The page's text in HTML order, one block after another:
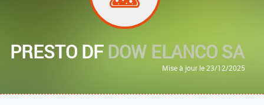
PRESTO DFDOW ELANCO SA
Mise à jour le 23/12/2025